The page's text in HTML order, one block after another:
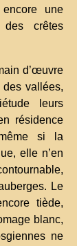
encore une
crêtes
d’œuvre
vallées,
leurs
résidence
si la
elle n’en
Le
tiède,
blanc,
ne